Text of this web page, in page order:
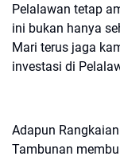
Pelalawan tetap
ini bukan hanya
Mari terus jaga
investasi di
Adapun
Tambunan